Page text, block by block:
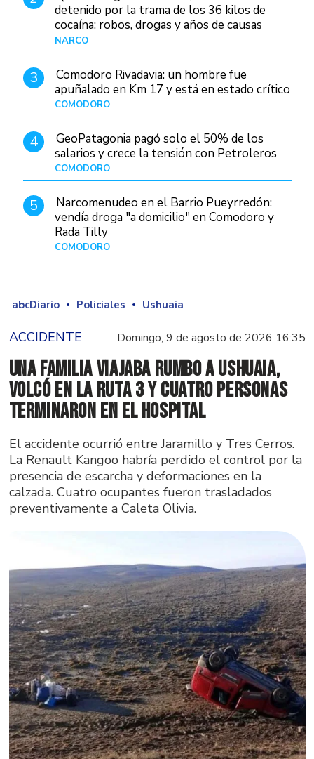
detenido por la trama de los 36 kilos de
cocaína: robos, drogas y años de causas
judiciales
NARCO
3
Comodoro Rivadavia: un hombre fue
apuñalado en Km 17 y está en estado crítico
COMODORO
4
GeoPatagonia pagó solo el 50% de los
salarios y crece la tensión con Petroleros
COMODORO
5
Narcomenudeo en el Barrio Pueyrredón:
vendía droga "a domicilio" en Comodoro y
Rada Tilly
COMODORO
abcDiario Policiales Ushuaia
ACCIDENTE Domingo, 9 de agosto de 2026 16:35
Una familia viajaba rumbo a Ushuaia,
volcó en la Ruta 3 y cuatro personas
terminaron en el hospital
El accidente ocurrió entre Jaramillo y Tres Cerros.
La Renault Kangoo habría perdido el control por la
presencia de escarcha y deformaciones en la
calzada. Cuatro ocupantes fueron trasladados
preventivamente a Caleta Olivia.